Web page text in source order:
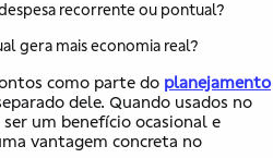
recorrente ou pontual?
gera mais economia real?
como parte do planejamento
dele. Quando usados no
um benefício ocasional e
vantagem concreta no